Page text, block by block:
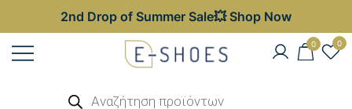
2nd Drop of Summer Sale💥 Shop Now
Παπούτσια – Επώνυμες Τσάντες στις
0 0
προϊόντων